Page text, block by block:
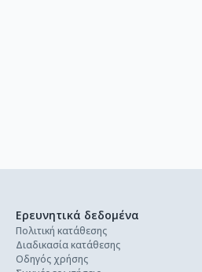
Ερευνητικά δεδομένα
Πολιτική κατάθεσης
Διαδικασία κατάθεσης
Οδηγός χρήσης